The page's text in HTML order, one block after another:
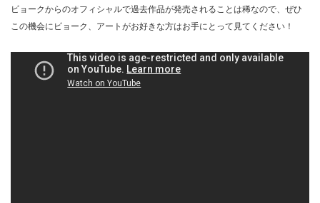
ビョークからのオフィシャルで過去作品が発売されることは稀なので、ぜひ
この機会にビョーク、アートがお好きな方はお手にとって見てください！